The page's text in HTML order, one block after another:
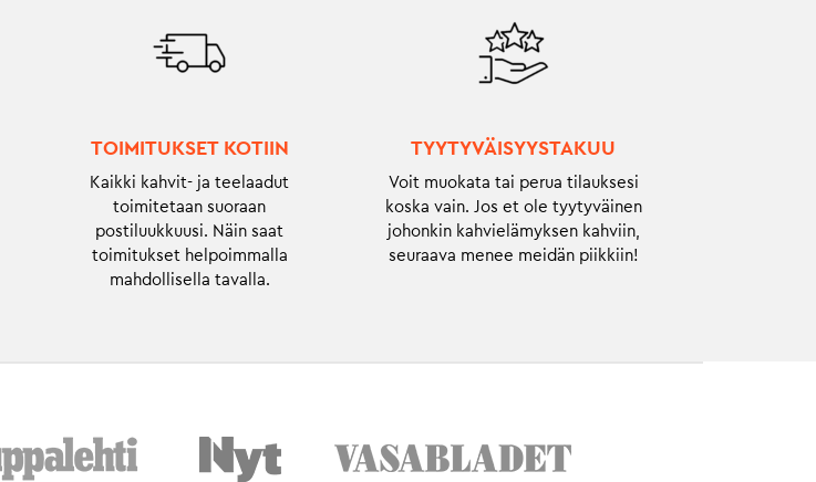
TOIMITUKSET KOTIIN
Kaikki kahvit- ja teelaadut
toimitetaan suoraan
postiluukkuusi. Näin saat
toimitukset helpoimmalla
mahdollisella tavalla.
TYYTYVÄISYYSTAKUU
Voit muokata tai perua tilauksesi
koska vain. Jos et ole tyytyväinen
johonkin kahvielämyksen kahviin,
seuraava menee meidän piikkiin!